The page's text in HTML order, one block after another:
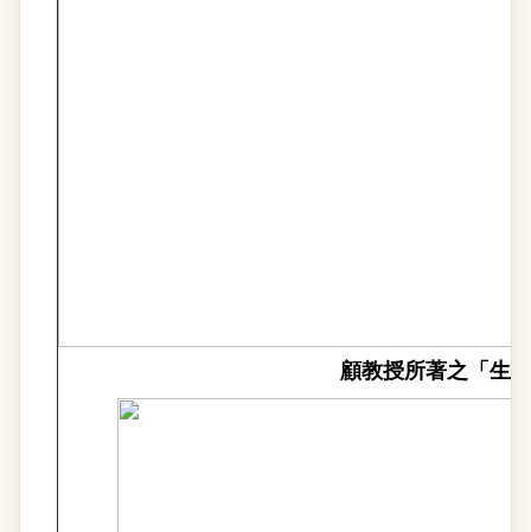
顧教授所著之「生